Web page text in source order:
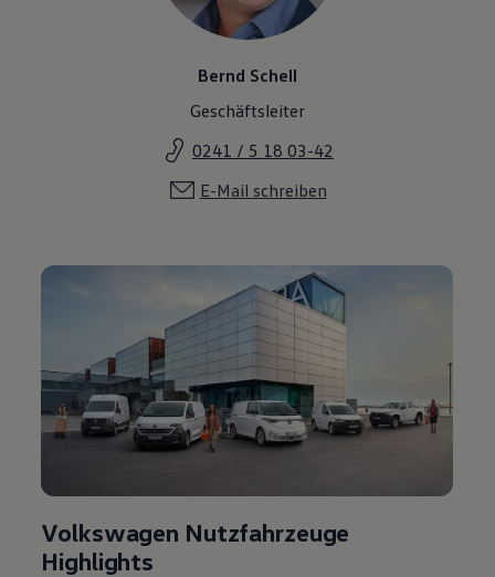
Bernd Schell
Geschäftsleiter
0241 / 5 18 03-42
E-Mail schreiben
Volkswagen Nutzfahrzeuge
Highlights